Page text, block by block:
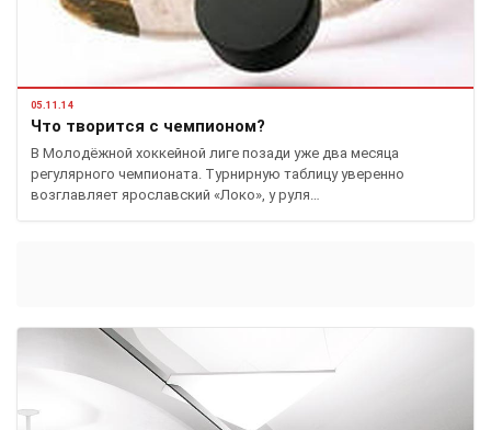
05.11.14
Что творится с чемпионом?
В Молодёжной хоккейной лиге позади уже два месяца
регулярного чемпионата. Турнирную таблицу уверенно
возглавляет ярославский «Локо», у руля…